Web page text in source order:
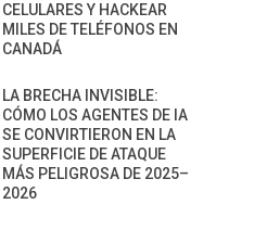
CELULARES Y HACKEAR
MILES DE TELÉFONOS EN
CANADÁ
LA BRECHA INVISIBLE:
CÓMO LOS AGENTES DE IA
SE CONVIRTIERON EN LA
SUPERFICIE DE ATAQUE
MÁS PELIGROSA DE 2025–
2026